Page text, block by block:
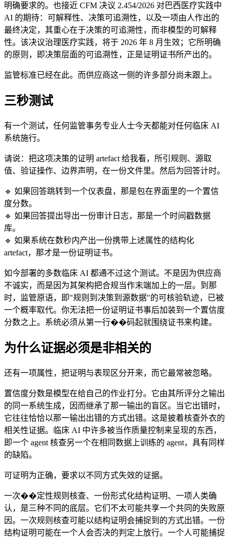
明确要求的。也接近 CFM 决议 2.454/2026 对巴西医疗实践中
AI 的期待：可解释性、决策可追溯性，以及一项由人作出的
最终决定，其重心在于决策的可追溯性，而非模型的可解释
性。该决议治理医疗实践，将于 2026 年 8 月生效；它所明确
的原则，即决策层面的可追溯性，正是证明证书所产出的。
监管标准已经在此。而供应商这一侧的许多部分尚未跟上。
三秒测试
有一个测试，任何监管事务专业人士今天都能对任何临床 AI
系统施行。
请说：把这项决策的证明 artefact 给我看，所引规则、源取
值、验证操作、边界声明，在一份文件里。然后为回答计时。
🔹 如果回答跳转到一个仪表盘，那是包在界面里的一个置信
度分数。
🔹 如果回答提出导出一份审计日志，那是一个时间戳数据
库。
🔹 如果系统在数秒内产出一份携带上述属性的结构化
artefact，那才是一份证明证书。
如今部署的多数临床 AI 都通不过这个测试。不是因为供应商
不诚实，而是因为其架构把合规当作末端加上的一层。到那
时，监管原语，即"规则到决策到源数据"的可核验轨迹，已被
一个概率取代。你无法把一份证明证书事后加装到一个置信度
分数之上。系统必须从第一行��码起就围绕证书来构建。
为什么证据必须是非相关的
还有一项属性，把证明与表现区分开来，而它最常被忽略。
置信度分数是模型在给自己的作业打分。它由其所评分之输出
的同一系统生成，因而继承了那一输出的盲区。当它出错时，
它往往恰恰以那一输出出错的方式出错。这是披着核查外衣的
相关性证据。临床 AI 中许多被当作质量控制来呈现的东西，
即一个 agent 核查另一个在相同数据上训练的 agent，具有同样
的缺陷。
可证明为正确，要求以不同方式失效的证据。
一次��定性规则核查、一份形式化结构证明、一项人类确
认，是三种不同的底层。它们不太可能共享一个共同的失败原
因。一次规则核查可能以结构证明会捕捉到的方式出错。一份
结构证明可能在一个人会否决的判定上放行。一个人可能捕捉